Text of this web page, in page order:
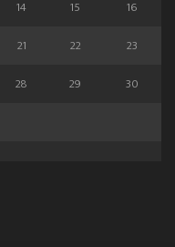
14 15
16
21 22
23
28 29
30